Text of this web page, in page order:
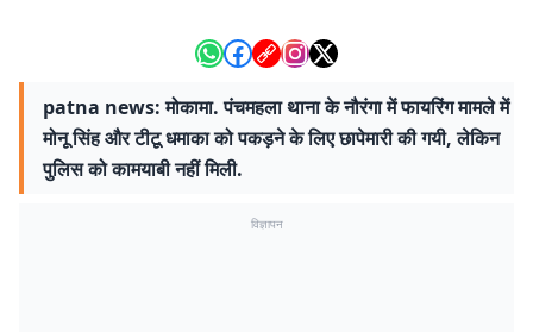
patna news: मोकामा. पंचमहला थाना के नौरंगा में फायरिंग मामले में
मोनू सिंह और टीटू धमाका को पकड़ने के लिए छापेमारी की गयी, लेकिन
पुलिस को कामयाबी नहीं मिली.
विज्ञापन